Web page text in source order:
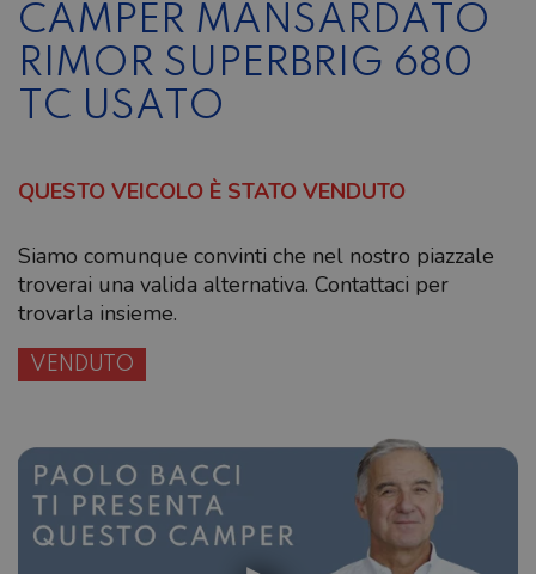
CAMPER MANSARDATO
RIMOR SUPERBRIG 680
TC USATO
QUESTO VEICOLO È STATO VENDUTO
Siamo comunque convinti che nel nostro piazzale
troverai una valida alternativa. Contattaci per
trovarla insieme.
VENDUTO